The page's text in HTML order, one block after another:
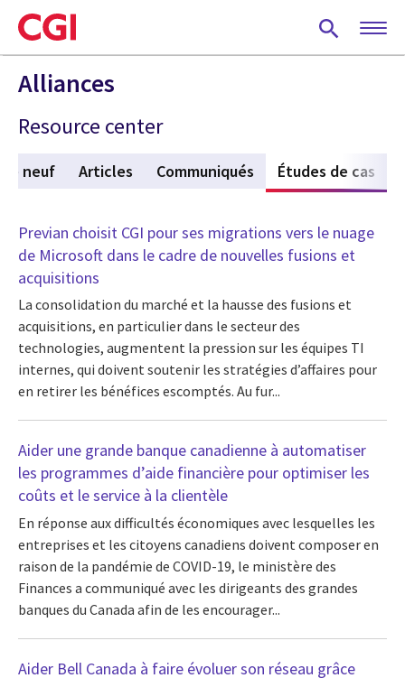
Skip
to
main
content
Alliances
Resource center
neuf Articles Communiqués Études de cas
Previan choisit CGI pour ses migrations vers le nuage
de Microsoft dans le cadre de nouvelles fusions et
acquisitions
La consolidation du marché et la hausse des fusions et
acquisitions, en particulier dans le secteur des
technologies, augmentent la pression sur les équipes TI
internes, qui doivent soutenir les stratégies d’affaires pour
en retirer les bénéfices escomptés. Au fur...
Aider une grande banque canadienne à automatiser
les programmes d’aide financière pour optimiser les
coûts et le service à la clientèle
En réponse aux difficultés économiques avec lesquelles les
entreprises et les citoyens canadiens doivent composer en
raison de la pandémie de COVID-19, le ministère des
Finances a communiqué avec les dirigeants des grandes
banques du Canada afin de les encourager...
Aider Bell Canada à faire évoluer son réseau grâce